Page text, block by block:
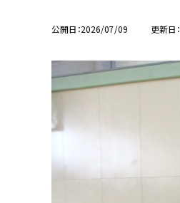
公開日 2026/07/09 更新日